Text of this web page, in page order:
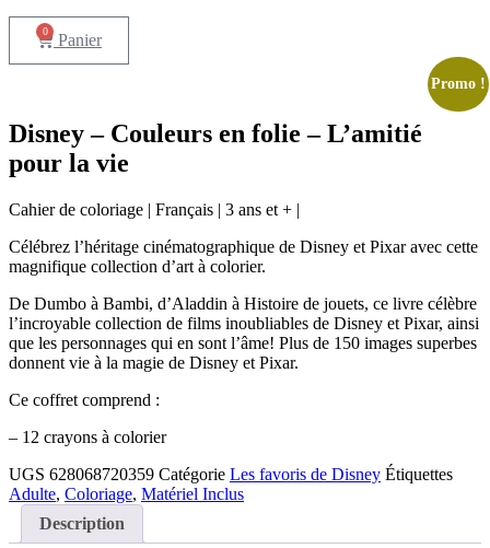
0 Panier
Disney – Couleurs en folie – L’amitié
pour la vie
Cahier de coloriage | Français | 3 ans et + |
Célébrez l’héritage cinématographique de Disney et Pixar avec cette
magnifique collection d’art à colorier.
De Dumbo à Bambi, d’Aladdin à Histoire de jouets, ce livre célèbre
l’incroyable collection de films inoubliables de Disney et Pixar, ainsi
que les personnages qui en sont l’âme! Plus de 150 images superbes
donnent vie à la magie de Disney et Pixar.
Ce coffret comprend :
– 12 crayons à colorier
UGS 628068720359 Catégorie Les favoris de Disney Étiquettes
Adulte, Coloriage, Matériel Inclus
Description
Promo !